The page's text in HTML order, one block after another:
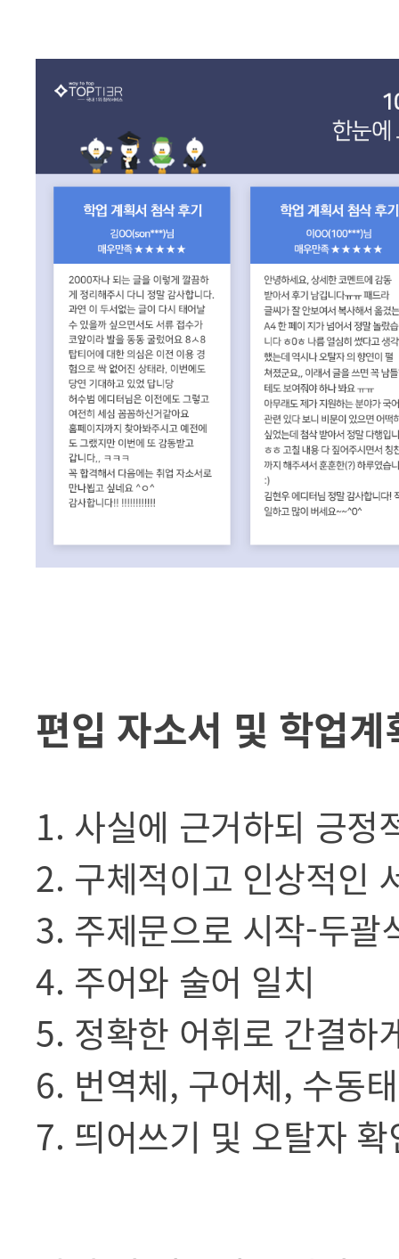
편입 자소서 및 학업
1. 사실에 근거하되 긍정
2. 구체적이고 인상적인
3. 주제문으로 시작-두괄
4. 주어와 술어 일치
5. 정확한 어휘로 간결하
6. 번역체, 구어체, 수동
7. 띄어쓰기 및 오탈자 확